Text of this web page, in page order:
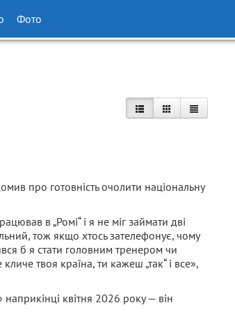
Фото
про готовність очолити національну
в „Ромі“ і я не міг займати дві
тож якщо хтось зателефонує, чому
б я стати головним тренером чи
твоя країна, ти кажеш „так“ і все»,
квітня 2026 року — він